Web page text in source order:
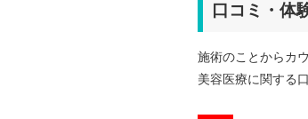
口コミ・体
施術のことからカ
美容医療に関する